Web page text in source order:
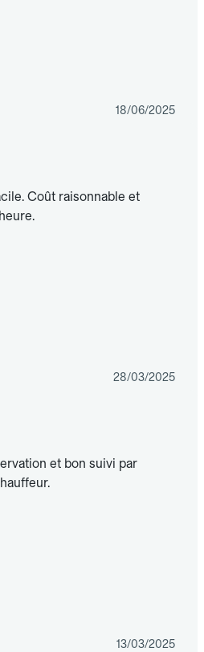
18/06/2025
Coût raisonnable et
28/03/2025
et bon suivi par
13/03/2025